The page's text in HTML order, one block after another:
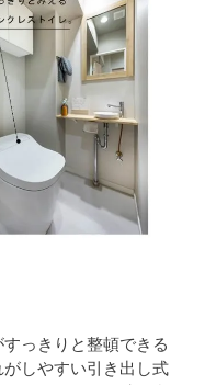
っきりと整頓できる
しやすい引き出し式